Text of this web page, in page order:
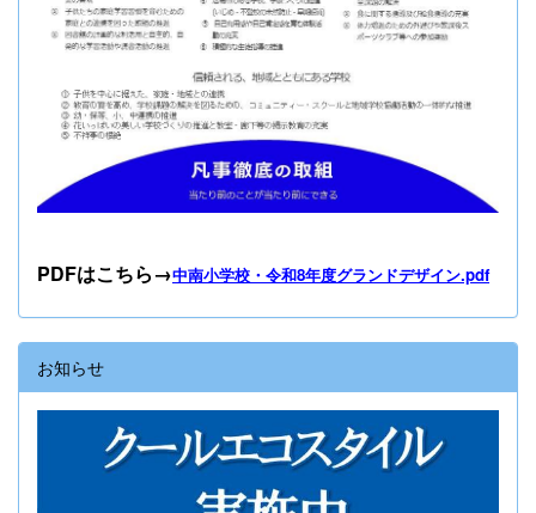
PDFはこちら→中南小学校・令和8年度グランドデザイン.pdf
お知らせ